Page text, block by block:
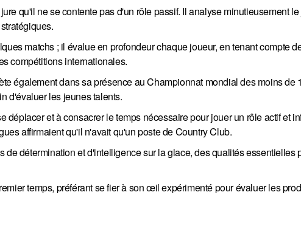
qu'il ne se contente pas d'un rôle passif. Il analyse minutieusement
matchs ; il évalue en profondeur chaque joueur, en tenant compte
compétitions internationales.
également dans sa présence au Championnat mondial des moins de
d'évaluer les jeunes talents.
déplacer et à consacrer le temps nécessaire pour jouer un rôle actif et
affirmaient qu'il n'avait qu'un poste de Country Club.
détermination et d'intelligence sur la glace, des qualités essentielles
temps, préférant se fier à son œil expérimenté pour évaluer les